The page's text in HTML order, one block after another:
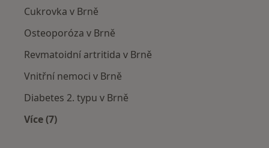
Cukrovka v Brně
Osteoporóza v Brně
Revmatoidní artritida v Brně
Vnitřní nemoci v Brně
Diabetes 2. typu v Brně
Více (7)